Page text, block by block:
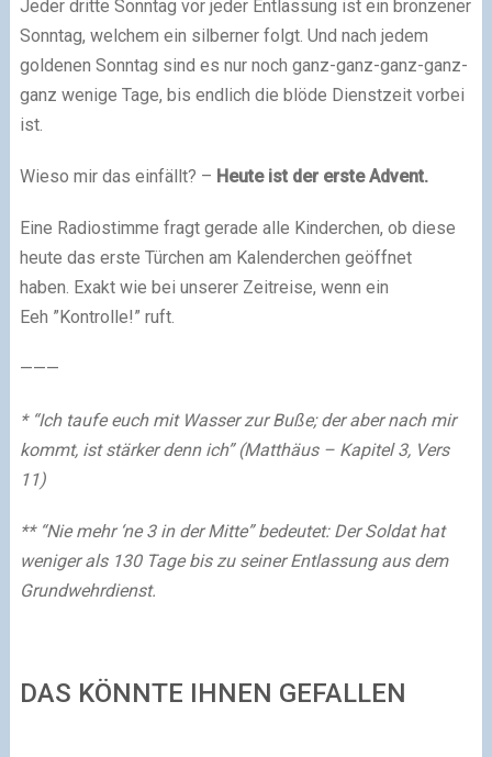
Jeder dritte Sonntag vor jeder Entlassung ist ein bronzener
Sonntag, welchem ein silberner folgt. Und nach jedem
goldenen Sonntag sind es nur noch ganz-ganz-ganz-ganz-
ganz wenige Tage, bis endlich die blöde Dienstzeit vorbei
ist.
Wieso mir das einfällt? – Heute ist der ersteAdvent.
Eine Radiostimme fragt gerade alle Kinderchen, ob diese
heute das erste Türchen am Kalenderchen geöffnet
haben. Exakt wie bei unserer Zeitreise, wenn ein
Eeh ”Kontrolle!” ruft.
———
* “Ich taufe euch mit Wasser zur Buße; der aber nach mir
kommt, ist stärker denn ich” (Matthäus – Kapitel 3, Vers
11)
** “Nie mehr ‘ne 3 in der Mitte” bedeutet: Der Soldat hat
weniger als 130 Tage bis zu seiner Entlassung aus dem
Grundwehrdienst.
DAS KÖNNTE IHNEN GEFALLEN